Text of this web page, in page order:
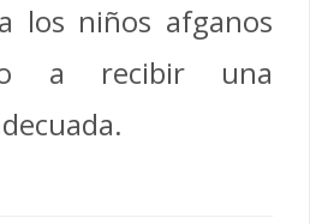
los niños afganos
a recibir una